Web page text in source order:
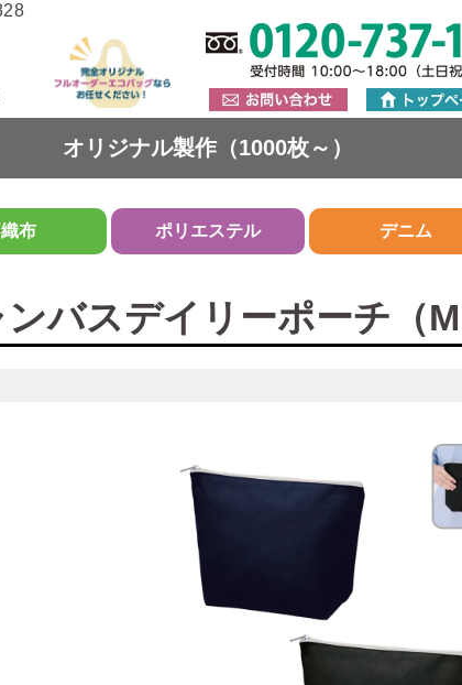
布 ポリエステル デニム
オリジナル製作（1000枚～）
ンバスデイリーポーチ（